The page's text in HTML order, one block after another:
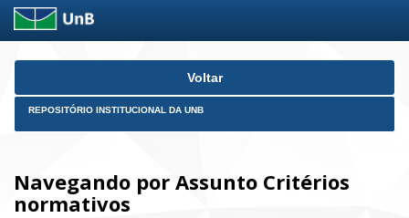
Skip
Voltar
REPOSITÓRIO INSTITUCIONAL DA UNB
Navegando por Assunto Critérios
normativos